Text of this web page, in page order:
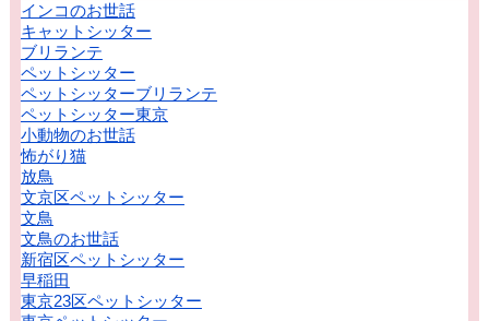
インコのお世話
キャットシッター
ブリランテ
ペットシッター
ペットシッターブリランテ
ペットシッター東京
小動物のお世話
怖がり猫
放鳥
文京区ペットシッター
文鳥
文鳥のお世話
新宿区ペットシッター
早稲田
東京23区ペットシッター